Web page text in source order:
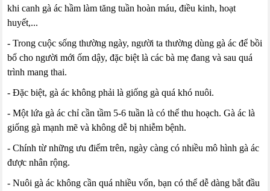
khi canh gà ác hầm làm tăng tuần hoàn máu, điều kinh, hoạt
huyết,...
- Trong cuộc sống thường ngày, người ta thường dùng gà ác để bồi
bổ cho người mới ốm dậy, đặc biệt là các bà mẹ đang và sau quá
trình mang thai.
- Đặc biệt, gà ác không phải là giống gà quá khó nuôi.
- Một lứa gà ác chỉ cần tầm 5-6 tuần là có thể thu hoạch. Gà ác là
giống gà mạnh mẽ và không dễ bị nhiễm bệnh.
- Chính từ những ưu điểm trên, ngày càng có nhiều mô hình gà ác
được nhân rộng.
- Nuôi gà ác không cần quá nhiều vốn, bạn có thể dễ dàng bắt đầu